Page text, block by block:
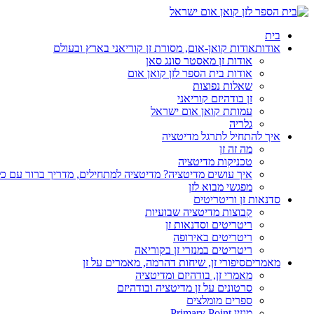
בית
אודותאודות קואן-אום, מסורת זן קוריאני בארץ ובעולם
אודות זן מאסטר סונג סאן
אודות בית הספר לזן קואן אום
שאלות נפוצות
זן בודהיזם קוריאני
עמותת קואן אום ישראל
גלריה
איך להתחיל לתרגל מדיטציה
מה זה זן
טכניקות מדיטציה
איך עושים מדיטציה? מדיטציה למתחילים, מדריך ברור עם
מפגשי מבוא לזן
סדנאות זן וריטריטים
קבוצות מדיטציה שבועיות
ריטריטים וסדנאות זן
ריטריטים באירופה
ריטריטים במנזרי זן בקוריאה
מאמריםסיפורי זן, שיחות דהרמה, מאמרים על זן
מאמרי זן, בודהיזם ומדיטציה
סרטונים על זן מדיטציה ובודהיזם
ספרים מומלצים